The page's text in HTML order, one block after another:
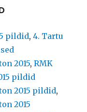
pildid,4. Tartu
2015,RMK
pildid
2015 pildid,
2015